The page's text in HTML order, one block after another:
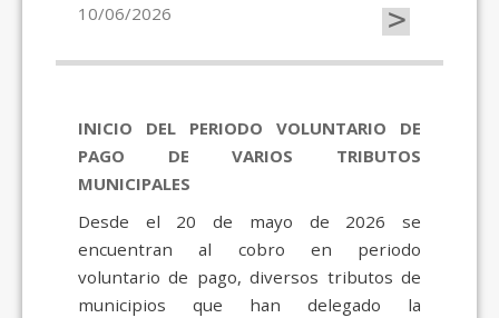
10/06/2026
>
INICIO DEL PERIODO VOLUNTARIO DE
PAGO DE VARIOS TRIBUTOS
MUNICIPALES
Desde el 20 de mayo de 2026 se
encuentran al cobro en periodo
voluntario de pago, diversos tributos de
municipios que han delegado la